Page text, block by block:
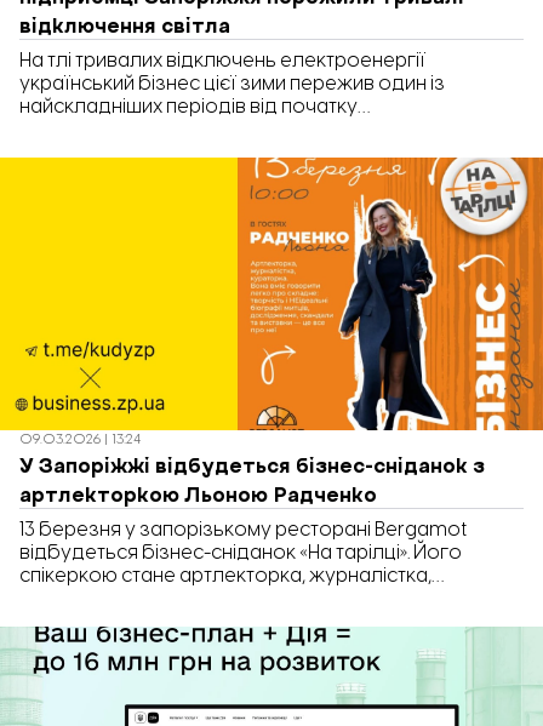
відключення світла
На тлі тривалих відключень електроенергії
український бізнес цієї зими пережив один із
найскладніших періодів від початку
стало винятком. За зиму місто двічі опинялося у
блекауті, а відключення світла іноді тривали понад
половину доби. Нині ситуація дещо стабілізувалася,
однак підприємці кажуть, що ця зима стала
серйозним випробуванням. «Бізнес. Запоріжжя»
розповідає, як запорізький бізнес пережив період
09.03.2026 | 13:24
У Запоріжжі відбудеться бізнес-сніданок з
артлекторкою Льоною Радченко
13 березня у запорізькому ресторані Bergamot
відбудеться бізнес-сніданок «На тарілці». Його
спікеркою стане артлекторка, журналістка,
організаторка мистецьких фестивалів Льона
Радченко. Про це повідомляють у телеграм-каналі
«Куди піти у Запоріжжі».